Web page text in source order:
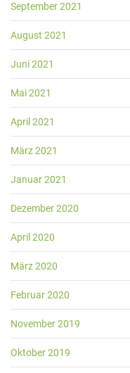
September 2021
August 2021
Juni 2021
Mai 2021
April 2021
März 2021
Januar 2021
Dezember 2020
April 2020
März 2020
Februar 2020
November 2019
Oktober 2019